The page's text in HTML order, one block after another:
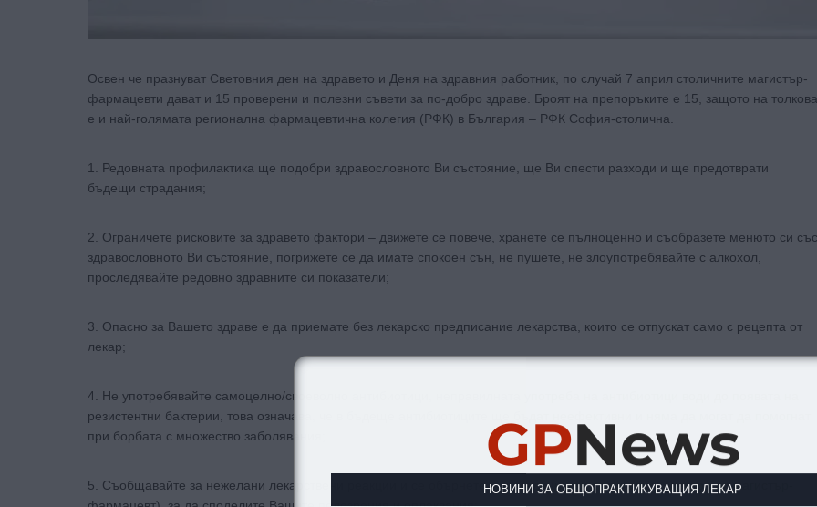
Освен че празнуват Световния ден на здравето и Деня на здравния работник, по случай 7 април столичните магистър-
фармацевти дават и 15 проверени и полезни съвети за по-добро здраве. Броят на препоръките е 15, защото на толкова
е и най-голямата регионална фармацевтична колегия (РФК) в България – РФК София-столична.
1. Редовната профилактика ще подобри здравословното Ви състояние, ще Ви спести разходи и ще предотврати
бъдещи страдания;
2. Ограничете рисковите за здравето фактори – движете се повече, хранете се пълноценно и съобразете менюто си със
здравословното Ви състояние, погрижете се да имате спокоен сън, не пушете, не злоупотребявайте с алкохол,
проследявайте редовно здравните си показатели;
3. Опасно за Вашето здраве е да приемате без лекарско предписание лекарства, които се отпускат само с рецепта от
лекар;
4. Не употребявайте самоцелно/своеволно антибиотици, неправилната употреба на антибиотици води до появата на
резистентни бактерии, това означава, че в бъдеще антибиотиците ще бъдат неефективни и няма да могат да помогнат
при борбата с множество заболявания;
5. Съобщавайте за нежелани лекарствени реакции и се обърнете към медицински специалист (лекар или магистър-
GPNews
НОВИНИ ЗА ОБЩОПРАКТИКУВАЩИЯ ЛЕКАР